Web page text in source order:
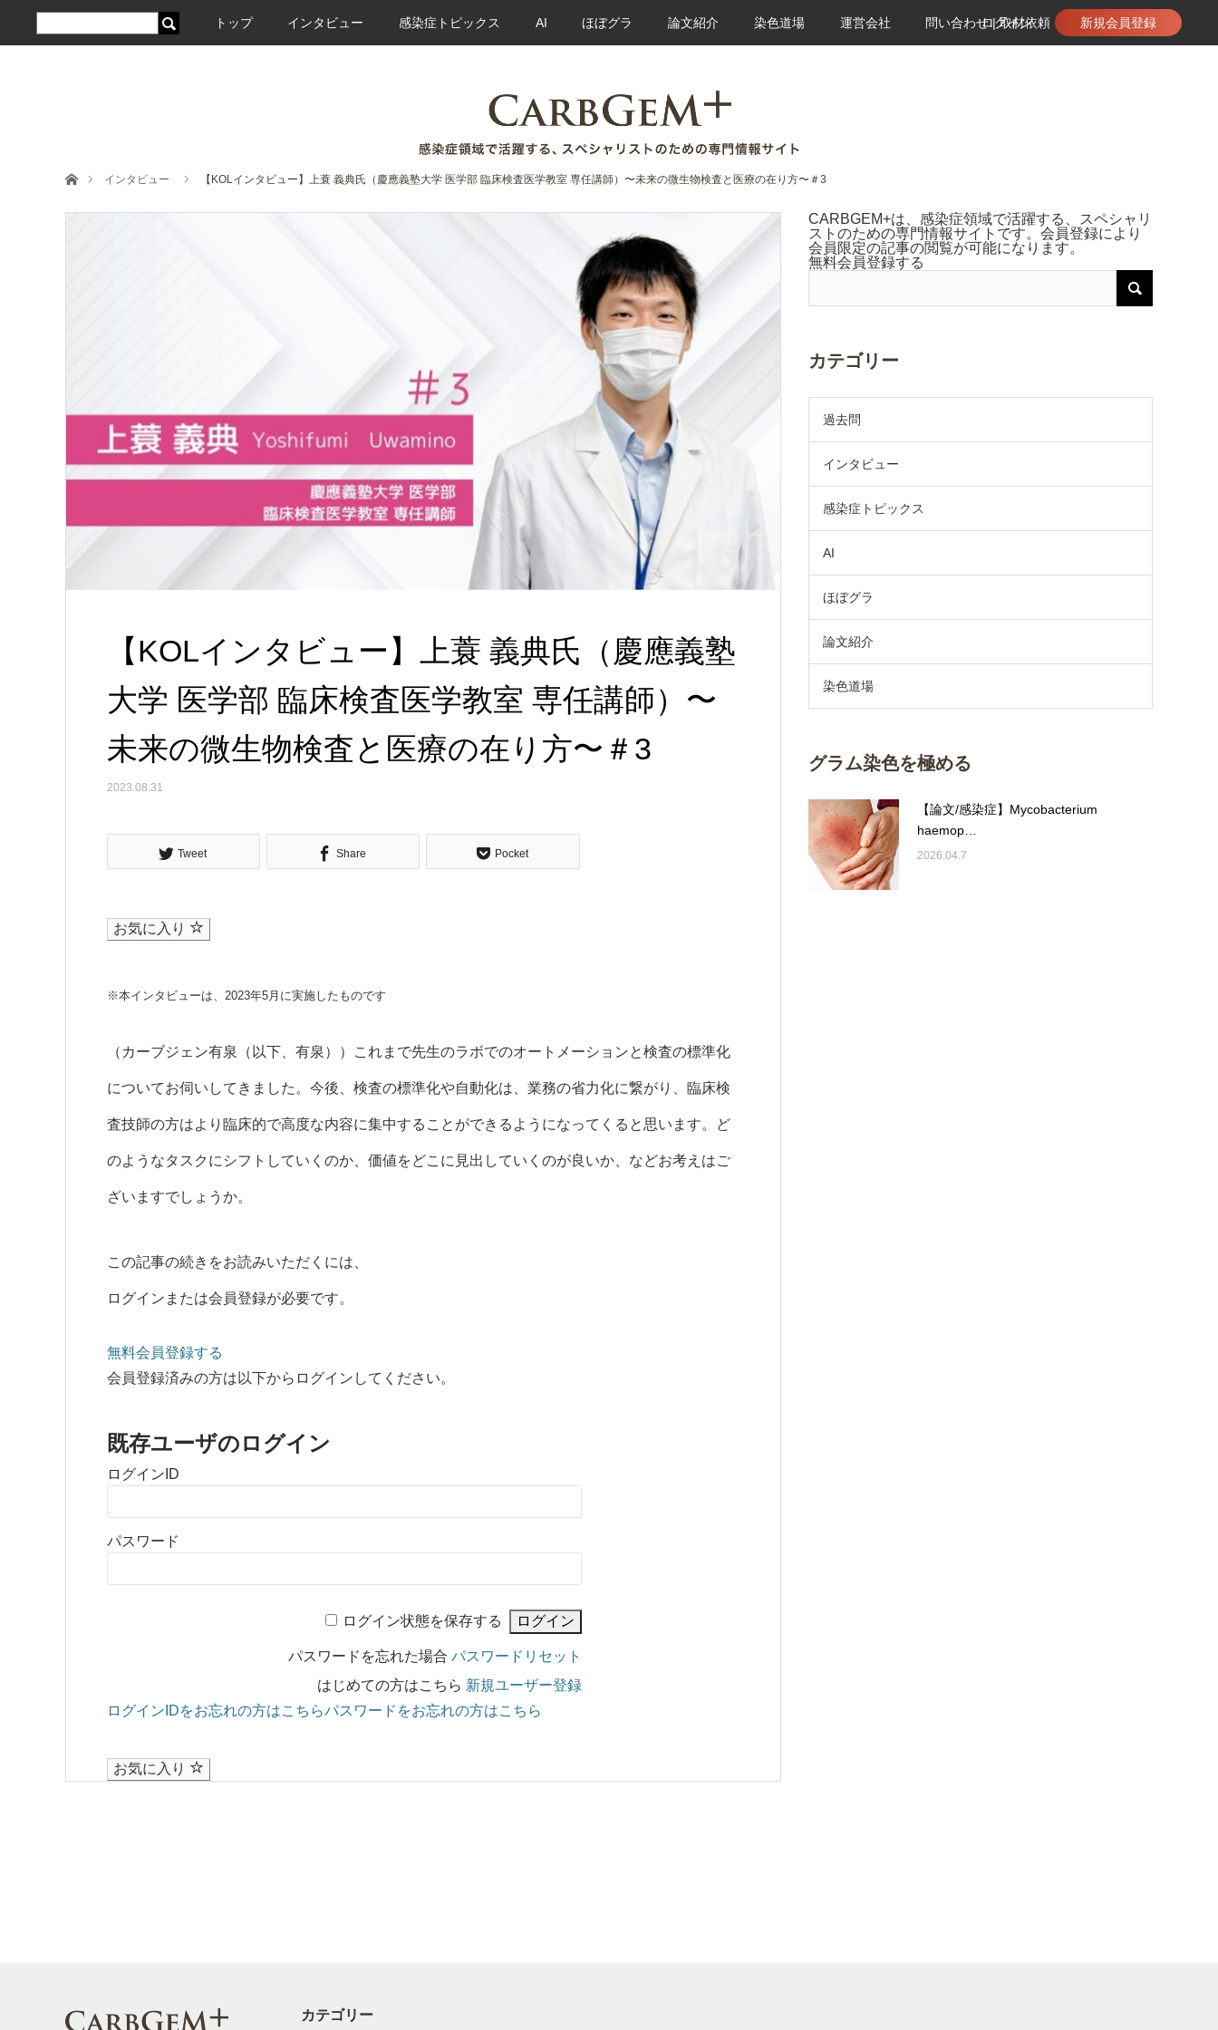
トップ インタビュー 感染症トピックス AI ほぼグラ 論文紹介 染色道場 運営会社 問い合わせ | 取材依頼
ログイン 新規会員登録
ホームインタビュー 【KOLインタビュー】上蓑 義典氏（慶應義塾大学 医学部 臨床検査医学教室 専任講師）〜未来の微生物検査と医療の在り方〜＃3
【KOLインタビュー】上蓑 義典氏（慶應義塾
大学 医学部 臨床検査医学教室 専任講師）〜
未来の微生物検査と医療の在り方〜＃3
2023.08.31
Tweet Share Pocket
お気に入り
※本インタビューは、2023年5月に実施したものです
（カーブジェン有泉（以下、有泉））これまで先生のラボでのオートメーションと検査の標準化
についてお伺いしてきました。今後、検査の標準化や自動化は、業務の省力化に繋がり、臨床検
査技師の方はより臨床的で高度な内容に集中することができるようになってくると思います。ど
のようなタスクにシフトしていくのか、価値をどこに見出していくのが良いか、などお考えはご
ざいますでしょうか。
この記事の続きをお読みいただくには、
ログインまたは会員登録が必要です。
無料会員登録する
会員登録済みの方は以下からログインしてください。
既存ユーザのログイン
ログインID
パスワード
ログイン状態を保存する
パスワードを忘れた場合 パスワードリセット
はじめての方はこちら 新規ユーザー登録
ログインIDをお忘れの方はこちらパスワードをお忘れの方はこちら
お気に入り
CARBGEM+は、感染症領域で活躍する、スペシャリ
ストのための専門情報サイトです。会員登録により
会員限定の記事の閲覧が可能になります。
無料会員登録する
カテゴリー
過去問
インタビュー
感染症トピックス
AI
ほぼグラ
論文紹介
染色道場
グラム染色を極める
【論文/感染症】Mycobacterium
haemop…
2026.04.7
カテゴリー